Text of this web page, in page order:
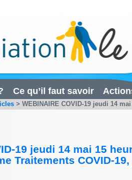
Ce qu’il faut savoir
> WEBINAIRE COVID-19 jeudi 14
19 jeudi 14 mai 15
Traitements COVID-